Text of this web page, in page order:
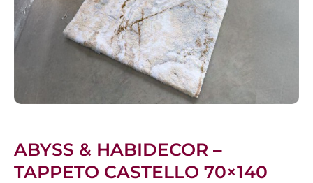
ABYSS & HABIDECOR –
TAPPETO CASTELLO 70×140